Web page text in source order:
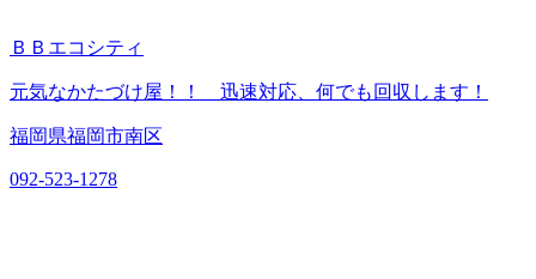
ＢＢエコシティ
元気なかたづけ屋！！ 迅速対応、何でも回収します！
福岡県福岡市南区
092-523-1278